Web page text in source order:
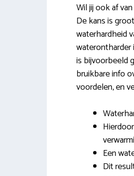
Wil jij ook af
De kans is
waterhardheid
waterontharder
is bijvoorbeeld
bruikbare info
voordelen, en
Een
Dit